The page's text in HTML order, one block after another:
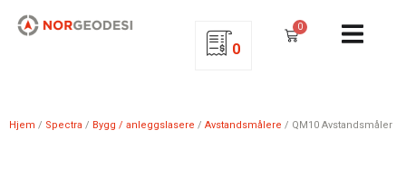
0
0
Hjem / Spectra / Bygg / anleggslasere / Avstandsmålere / QM10 Avstandsmåler